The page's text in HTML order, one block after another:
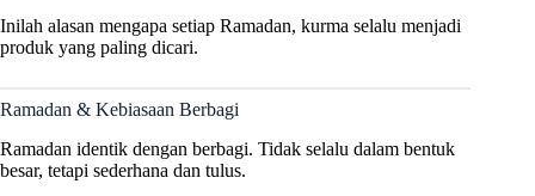
Inilah alasan mengapa setiap Ramadan, kurma selalu menjadi
produk yang paling dicari.
Ramadan & Kebiasaan Berbagi
Ramadan identik dengan berbagi. Tidak selalu dalam bentuk
besar, tetapi sederhana dan tulus.